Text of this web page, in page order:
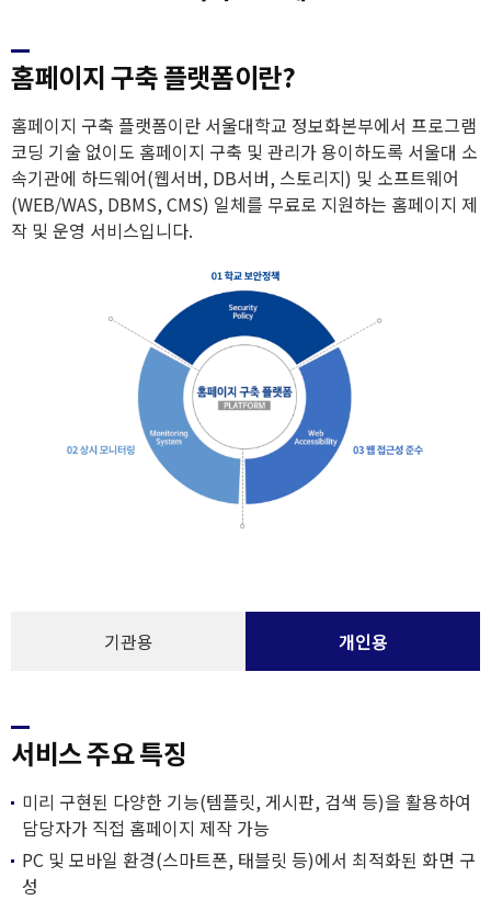
홈페이지 구축 플랫폼이란?
홈페이지 구축 플랫폼이란 서울대학교 정보화본부에서 프로그램
코딩 기술 없이도 홈페이지 구축 및 관리가 용이하도록 서울대 소
속기관에 하드웨어(웹서버, DB서버, 스토리지) 및 소프트웨어
(WEB/WAS, DBMS, CMS) 일체를 무료로 지원하는 홈페이지 제
작 및 운영 서비스입니다.
기관용 개인용
서비스 주요 특징
미리 구현된 다양한 기능(템플릿, 게시판, 검색 등)을 활용하여
담당자가 직접 홈페이지 제작 가능
PC 및 모바일 환경(스마트폰, 태블릿 등)에서 최적화된 화면 구
성